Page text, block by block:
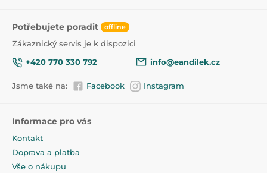
Potřebujete poradit offline
Zákaznický servis je k dispozici
+420 770 330 792
info@eandilek.cz
Jsme také na: Facebook Instagram
Informace pro vás
Kontakt
Doprava a platba
Vše o nákupu